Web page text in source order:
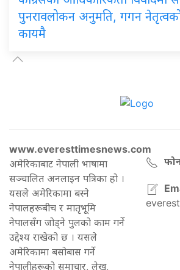
पुनरावलोकन अनुमति, गगन
कायमै
www.everesttimesnews.com
अमेरिकाबाट नेपाली भाषामा
सञ्चालित अनलाइन पत्रिका हो ।
यसले अमेरिकामा बस्ने
नेपालहरूबीच र मातृभूमि
नेपालसँग जोड्ने पुलको काम गर्ने
उद्देश्य राखेको छ । यसले
अमेरिकामा बसोबास गर्ने
नेपालीहरूको समाचार, लेख,